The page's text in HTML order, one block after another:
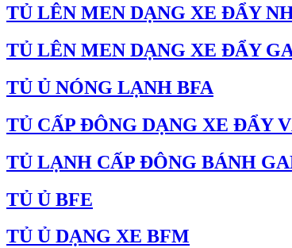
TỦ LÊN MEN DẠNG XE ĐẨY
TỦ LÊN MEN DẠNG XE ĐẨY
TỦ Ủ NÓNG LẠNH BFA
TỦ CẤP ĐÔNG DẠNG XE ĐẨY
TỦ LẠNH CẤP ĐÔNG BÁNH
TỦ Ủ BFE
TỦ Ủ DẠNG XE BFM